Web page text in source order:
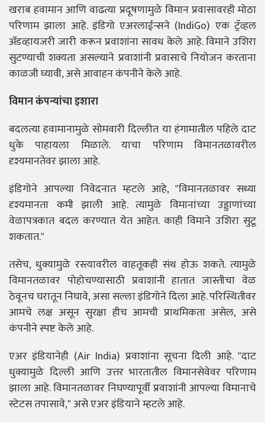
खराब हवामान आणि वाढत्या प्रदूषणामुळे विमान प्रवासावरही मोठा
परिणाम झाला आहे. इंडिगो एअरलाईन्सने (IndiGo) एक ट्रॅव्हल
ॲडव्हायजरी जारी करून प्रवाशांना सावध केले आहे. विमाने उशिरा
सुटण्याची शक्यता असल्याने प्रवाशांनी प्रवासाचे नियोजन करताना
काळजी घ्यावी, असे आवाहन कंपनीने केले आहे.
विमान कंपन्यांचा इशारा
बदलत्या हवामानामुळे सोमवारी दिल्लीत या हंगामातील पहिले दाट
धुके पाहायला मिळाले. याचा परिणाम विमानतळावरील
दृश्यमानतेवर झाला आहे.
इंडिगोने आपल्या निवेदनात म्हटले आहे, "विमानतळावर सध्या
दृश्यमानता कमी झाली आहे. त्यामुळे विमानांच्या उड्डाणांच्या
वेळापत्रकात बदल करण्यात येत आहेत. काही विमाने उशिरा सुटू
शकतात."
तसेच, धुक्यामुळे रस्त्यावरील वाहतूकही संथ होऊ शकते. त्यामुळे
विमानतळावर पोहोचण्यासाठी प्रवाशांनी हातात जास्तीचा वेळ
ठेवूनच घरातून निघावे, असा सल्ला इंडिगोने दिला आहे. परिस्थितीवर
आमचे लक्ष असून सुरक्षा हीच आमची प्राथमिकता असेल, असे
कंपनीने स्पष्ट केले आहे.
एअर इंडियानेही (Air India) प्रवाशांना सूचना दिली आहे. "दाट
धुक्यामुळे दिल्ली आणि उत्तर भारतातील विमानसेवेवर परिणाम
झाला आहे. विमानतळावर निघण्यापूर्वी प्रवाशांनी आपल्या विमानाचे
स्टेटस तपासावे," असे एअर इंडियाने म्हटले आहे.